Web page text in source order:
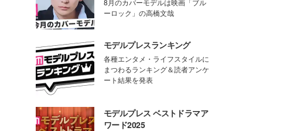
8月のカバーモデルは映画「ブル
ーロック」の高橋文哉
モデルプレスランキング
各種エンタメ・ライフスタイルに
まつわるランキング＆読者アンケ
ート結果を発表
モデルプレス ベストドラマア
ワード2025